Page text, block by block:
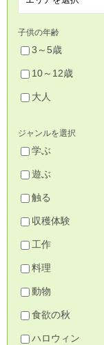
子供の年齢
3～5歳
10～12歳
大人
ジャンルを選択
学ぶ
遊ぶ
触る
収穫体験
工作
料理
動物
食欲の秋
ハロウィン